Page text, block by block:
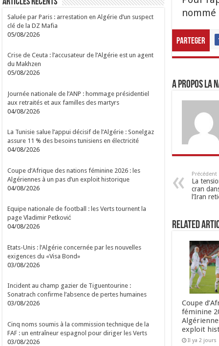
nommé
Parteger
A propos LA
Précédent
La
cran
l’Iran
Related
Coupe
féminine
exploit
Il ya 2 jours
Saluée par Paris : arrestation en Algérie d’un suspect
clé de la DZ Mafia
05/08/2026
Crise de Ceuta : l’accusateur de l’Algérie est un agent
du Makhzen
05/08/2026
Journée nationale de l’ANP : hommage présidentiel
aux retraités et aux familles des martyrs
04/08/2026
La Tunisie salue l’appui décisif de l’Algérie : Sonelgaz
assure 11 % des besoins tunisiens en électricité
04/08/2026
Coupe d’Afrique des nations féminine 2026 : les
Algériennes à un pas d’un exploit historique
04/08/2026
Equipe nationale de football : les Verts tournent la
page Vladimir Petković
04/08/2026
Etats-Unis : l’Algérie concernée par les nouvelles
exigences du «Visa Bond»
03/08/2026
Incident au champ gazier de Tiguentourine :
Sonatrach confirme l’absence de pertes humaines
03/08/2026
Cinq noms soumis à la commission technique de la
FAF : un entraîneur espagnol pour diriger les Verts
03/08/2026